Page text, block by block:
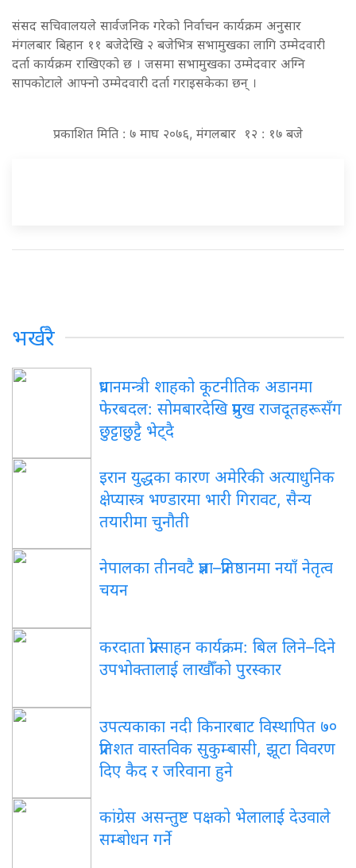
संसद सचिवालयले सार्वजनिक गरेको निर्वाचन कार्यक्रम अनुसार
मंगलबार बिहान ११ बजेदेखि २ बजेभित्र सभामुखका लागि उम्मेदवारी
दर्ता कार्यक्रम राखिएको छ । जसमा सभामुखका उम्मेदवार अग्नि
सापकोटाले आफ्नो उम्मेदवारी दर्ता गराइसकेका छन् ।
प्रकाशित मिति : ७ माघ २०७६, मंगलबार १२ : १७ बजे
भर्खरै
प्रधानमन्त्री शाहको कूटनीतिक अडानमा
फेरबदल: सोमबारदेखि प्रमुख राजदूतहरूसँग
छुट्टाछुट्टै भेट्दै
इरान युद्धका कारण अमेरिकी अत्याधुनिक
क्षेप्यास्त्र भण्डारमा भारी गिरावट, सैन्य
तयारीमा चुनौती
नेपालका तीनवटै प्रज्ञा–प्रतिष्ठानमा नयाँ नेतृत्व
चयन
करदाता प्रोत्साहन कार्यक्रम: बिल लिने–दिने
उपभोक्तालाई लाखौँको पुरस्कार
उपत्यकाका नदी किनारबाट विस्थापित ७०
प्रतिशत वास्तविक सुकुम्बासी, झूटा विवरण
दिए कैद र जरिवाना हुने
कांग्रेस असन्तुष्ट पक्षको भेलालाई देउवाले
सम्बोधन गर्ने